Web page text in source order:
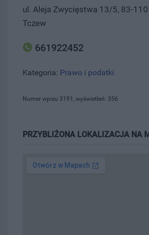
ul. Aleja Zwycięstwa 13/5, 83-110
Tczew
661922452
Kategoria: Prawo i podatki
Numer wpisu 3191, wyświetleń: 356
PRZYBLIŻONA LOKALIZACJA NA